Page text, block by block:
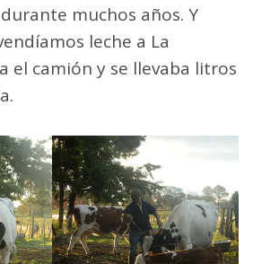
muchos años. Y
leche a La
el camión y se llevaba litros